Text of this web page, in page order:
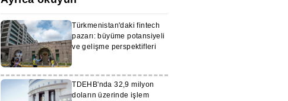
Türkmenistan'daki fintech
pazarı: büyüme potansiyeli
ve gelişme perspektifleri
TDEHB'nda 32,9 milyon
doların üzerinde işlem